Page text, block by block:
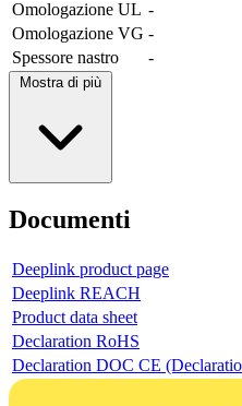
Omologazione UL -
Omologazione VG -
Spessore nastro
-
Mostra di più
Documenti
Deeplink product page
Deeplink REACH
Product data sheet
Declaration RoHS
Declaration DOC CE